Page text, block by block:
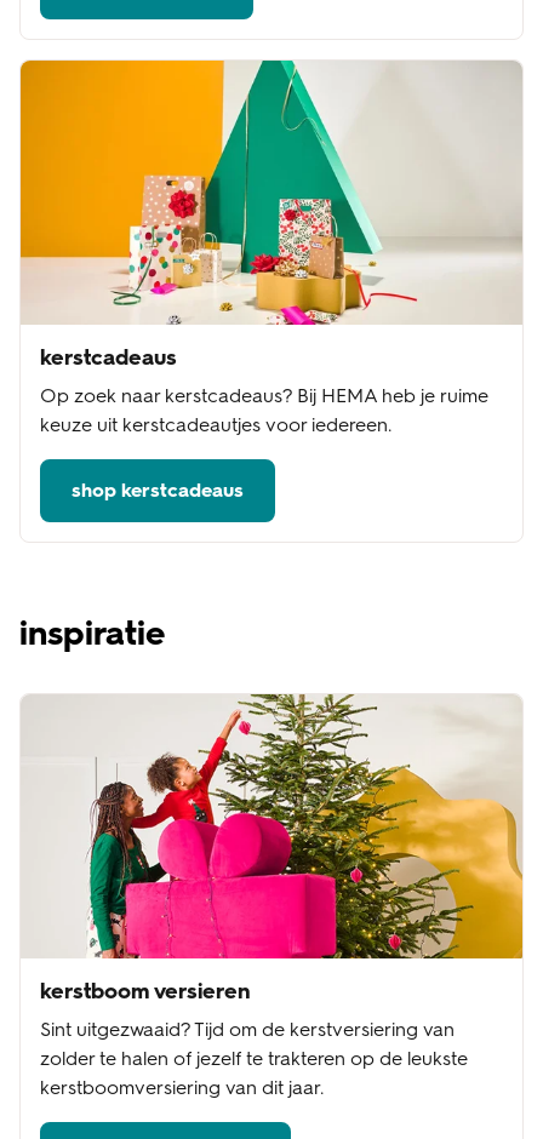
kerstcadeaus
Op zoek naar kerstcadeaus? Bij HEMA heb je ruime
keuze uit kerstcadeautjes voor iedereen.
shop kerstcadeaus
inspiratie
kerstboom versieren
Sint uitgezwaaid? Tijd om de kerstversiering van
zolder te halen of jezelf te trakteren op de leukste
kerstboomversiering van dit jaar.